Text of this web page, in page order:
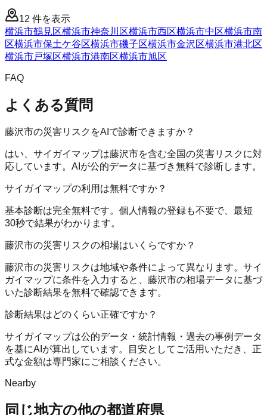
12 件を表示
横浜市鶴見区横浜市神奈川区横浜市西区横浜市中区横浜市南
区横浜市保土ケ谷区横浜市磯子区横浜市金沢区横浜市港北区
横浜市戸塚区横浜市港南区横浜市旭区
FAQ
よくある質問
藤沢市の災害リスクをAIで診断できますか？
はい、サイガイマップは藤沢市を含む全国の災害リスクに対
応しています。AIが公的データに基づき無料で診断します。
サイガイマップの利用は無料ですか？
基本診断は完全無料です。個人情報の登録も不要で、最短
30秒で結果がわかります。
藤沢市の災害リスクの相場はいくらですか？
藤沢市の災害リスクは地域や条件によって異なります。サイ
ガイマップに条件を入力すると、藤沢市の相場データに基づ
いた診断結果を無料で確認できます。
診断結果はどのくらい正確ですか？
サイガイマップは公的データ・統計情報・過去の事例データ
を基にAIが算出しています。目安としてご活用いただき、正
式な金額は専門家にご相談ください。
Nearby
同じ地方の他の都道府県